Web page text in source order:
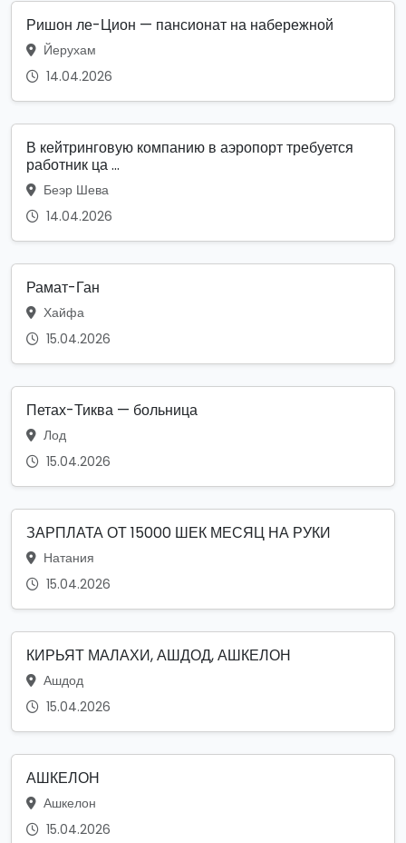
Ришон ле-Цион — пансионат на набережной
Йерухам
14.04.2026
В кейтринговую компанию в аэропорт требуется
работник ца ...
Беэр Шева
14.04.2026
Рамат-Ган
Хайфа
15.04.2026
Петах-Тиква — больница
Лод
15.04.2026
ЗАРПЛАТА ОТ 15000 ШЕК МЕСЯЦ НА РУКИ
Натания
15.04.2026
КИРЬЯТ МАЛАХИ, АШДОД, АШКЕЛОН
Ашдод
15.04.2026
АШКЕЛОН
Ашкелон
15.04.2026